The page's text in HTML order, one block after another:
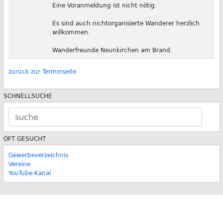
Eine Voranmeldung ist nicht nötig.
Es sind auch nichtorganisierte Wanderer herzlich
willkommen.
Wanderfreunde Neunkirchen am Brand.
zurück zur Terminseite
SCHNELLSUCHE
OFT GESUCHT
Gewerbeverzeichnis
Vereine
YouTube-Kanal